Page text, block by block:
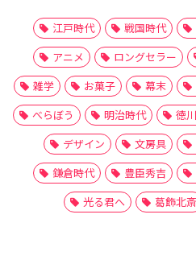
江戸時代 戦国時代
アニメ
ロングセラー
雑学
お菓子 幕末
べらぼう
明治時代 徳
デザイン
文房具
鎌倉時代
豊臣秀吉
光る君へ
葛飾北斎